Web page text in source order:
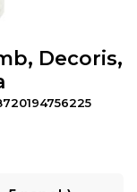
Decoris,